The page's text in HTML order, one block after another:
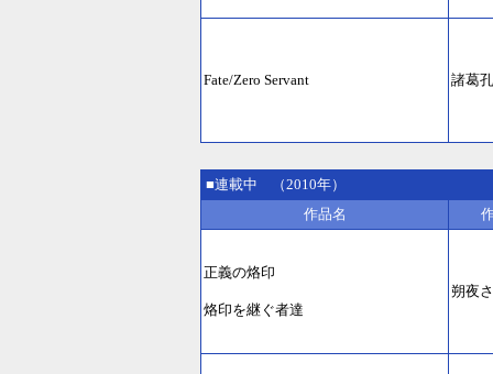
Fate/Zero Servant 諸葛
■連載中 （2010年）
作品名
正義の烙印
烙印を継ぐ者達
朔夜